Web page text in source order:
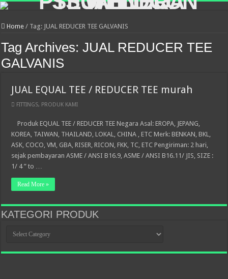
Home / Tag: JUAL REDUCER TEE GALVANIS
Tag Archives:JUAL REDUCER TEE
GALVANIS
JUAL EQUAL TEE / REDUCER TEE murah
FITTINGS, PRODUK KAMI
Produk EQUAL TEE / REDUCER TEE Negara Asal: EROPA, JEPANG,
KOREA, TAIWAN, THAILAND, LOKAL, CHINA , ETC Merk: BENKAN, BKL,
ASK, COCO, VM, GBA, RISER, RICON, FKK, TC, ETC Pengiriman: 2 hari,
sejak pembayaran ASME / ANSI B16.9, ASME / ANSI B16.11/ JIS, SIZE :
1/ 4 ” to …
Read More »
KATEGORI PRODUK
PRODUK